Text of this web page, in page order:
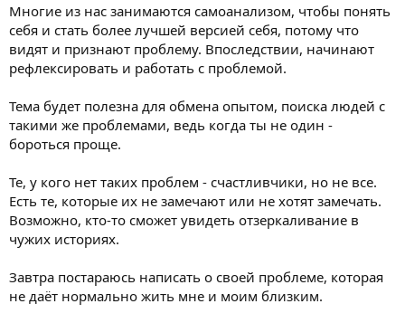
Многие из нас занимаются самоанализом, чтобы понять
себя и стать более лучшей версией себя, потому что
видят и признают проблему. Впоследствии, начинают
рефлексировать и работать с проблемой.
Тема будет полезна для обмена опытом, поиска людей с
такими же проблемами, ведь когда ты не один -
бороться проще.
Те, у кого нет таких проблем - счастливчики, но не все.
Есть те, которые их не замечают или не хотят замечать.
Возможно, кто-то сможет увидеть отзеркаливание в
чужих историях.
Завтра постараюсь написать о своей проблеме, которая
не даёт нормально жить мне и моим близким.